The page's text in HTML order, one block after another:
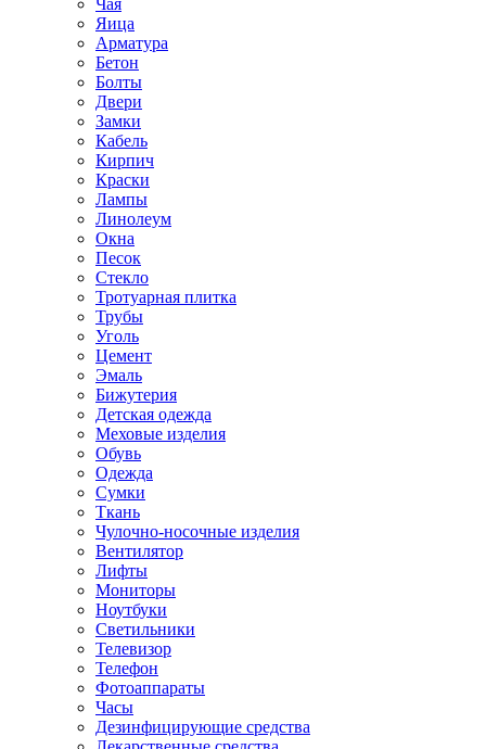
Чая
Яица
Арматура
Бетон
Болты
Двери
Замки
Кабель
Кирпич
Краски
Лампы
Линолеум
Окна
Песок
Стекло
Тротуарная плитка
Трубы
Уголь
Цемент
Эмаль
Бижутерия
Детская одежда
Меховые изделия
Обувь
Одежда
Сумки
Ткань
Чулочно-носочные изделия
Вентилятор
Лифты
Мониторы
Ноутбуки
Светильники
Телевизор
Телефон
Фотоаппараты
Часы
Дезинфицирующие средства